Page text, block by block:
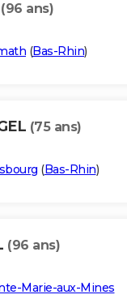
(96 ans)
(Bas-Rhin)
(75 ans)
(Bas-Rhin)
(96 ans)
Marie-aux-Mines